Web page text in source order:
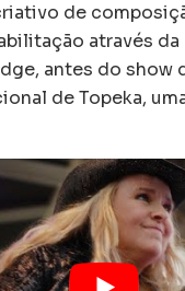
de
através
antes do show
de Topeka,